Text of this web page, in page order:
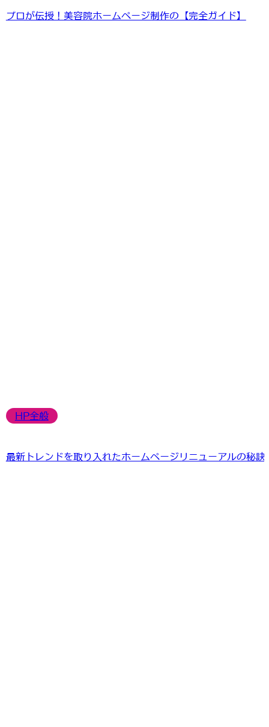
プロが伝授！美容院ホームページ制作の【完全ガイド】
HP全般
最新トレンドを取り入れたホームページリニューアルの秘訣